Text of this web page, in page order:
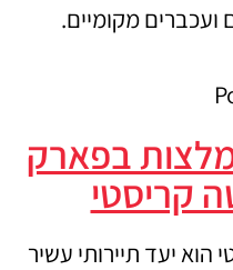
ועכברים מקומיים.
בפארק
קריסטי
הוא יעד תיירותי עשיר